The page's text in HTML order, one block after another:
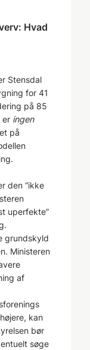
Hvad
Stensdal
for 41
på 85
er ingen
på
den “ikke
uperfekte”
grundskyld
Ministeren
af
kan
bør
søge